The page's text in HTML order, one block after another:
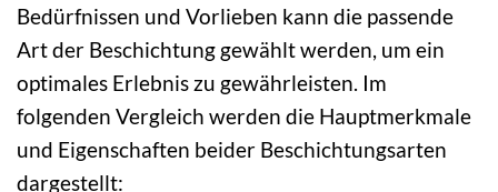
Bedürfnissen und Vorlieben kann die passende
Art der Beschichtung gewählt werden, um ein
optimales Erlebnis zu gewährleisten. Im
folgenden Vergleich werden die Hauptmerkmale
und Eigenschaften beider Beschichtungsarten
dargestellt: